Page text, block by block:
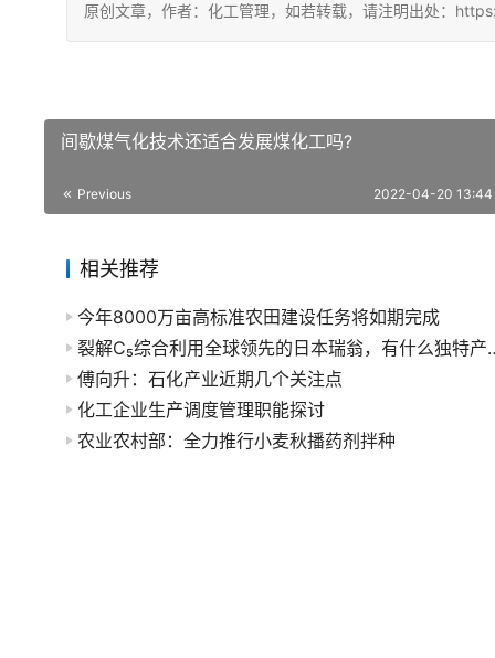
原创文章，作者：化工管理，如若转载，请注明出处：
间歇煤气化技术还适合发展煤化工吗?
Previous 2022-04-20 13:44
相关推荐
今年8000万亩高标准农田建设任务将如期完成
裂解C₅综合利用
傅向升：石化产业近期几个关注点
化工企业生产调度管理职能探讨
农业农村部：全力推行小麦秋播药剂拌种